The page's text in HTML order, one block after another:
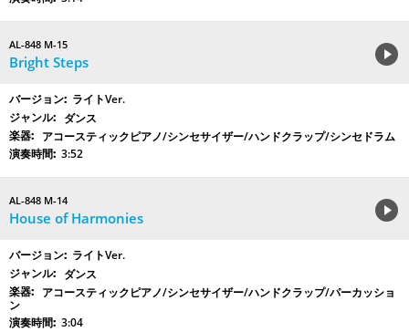
AL-848 M-15
Bright Steps
ライトVer.
ダンス
アコースティックピアノ/シンセサイザー/ハンドクラップ/シンセドラム
3:52
AL-848 M-14
House of Harmonies
ライトVer.
ダンス
アコースティックピアノ/シンセサイザー/ハンドクラップ/パーカッショ
ン
3:04